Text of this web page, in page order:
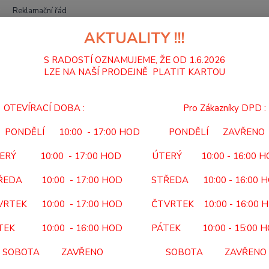
Reklamační řád
do sprchy zesílená FBL
FBL
Kód
lékař
AKTUALITY !!!
S RADOSTÍ OZNAMUJEME, ŽE OD 1.6.2026
LZE NA NAŠÍ PRODEJNĚ PLATIT KARTOU
OTEVÍRACÍ DOBA : Pro Zákazníky DPD :
PONDĚLÍ 10:00 - 17:00 HOD PONDĚLÍ ZAVŘENO
10:00 - 17:00 HOD ÚTERÝ 10:00 - 16:00
10:00 - 17:00 HOD STŘEDA 10:00 - 16:00
10:00 - 17:00 HOD ČTVRTEK 10:00 - 16:00
10:00 - 16:00 HOD PÁTEK 10:00 - 15:00
SOBOTA ZAVŘENO SOBOTA ZAVŘENO